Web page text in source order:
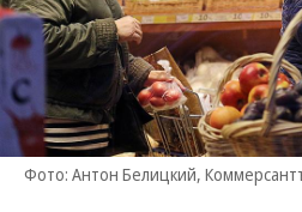
Фото: Антон Белицкий,